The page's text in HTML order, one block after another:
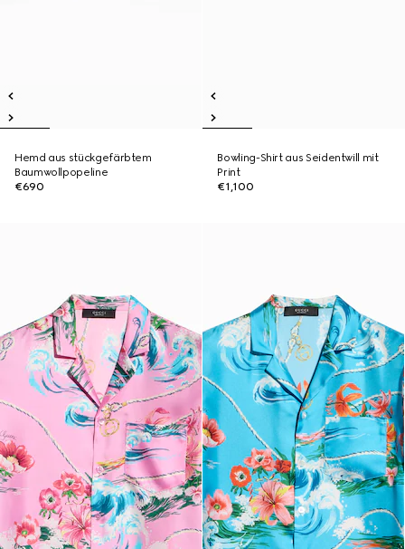
Hemd aus stückgefärbtem
Baumwollpopeline
€690
Bowling-Shirt aus Seidentwill mit
Print
€1,100